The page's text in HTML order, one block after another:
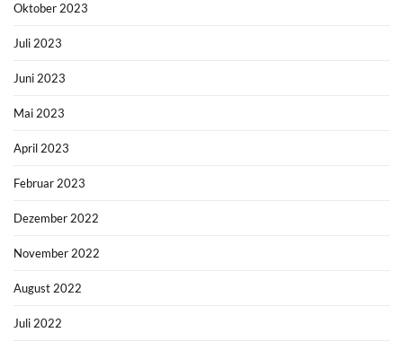
Oktober 2023
Juli 2023
Juni 2023
Mai 2023
April 2023
Februar 2023
Dezember 2022
November 2022
August 2022
Juli 2022